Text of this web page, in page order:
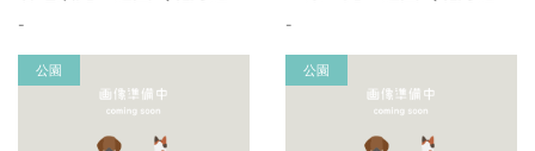
- -
公園 公園